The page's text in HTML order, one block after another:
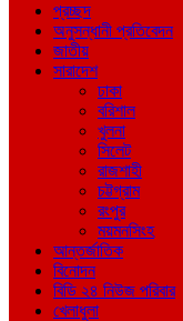
প্রচ্ছদ
অনুসন্ধানী প্রতিবেদন
জাতীয়
সারাদেশ
ঢাকা
বরিশাল
খুলনা
সিলেট
রাজশাহী
চট্টগ্রাম
রংপুর
ময়মনসিংহ
আন্তর্জাতিক
বিনোদন
বিডি ২৪ নিউজ পরিবার
খেলাধুলা